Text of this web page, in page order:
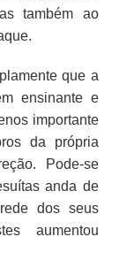
também ao
que a
ensinante e
importante
da própria
Pode-se
anda de
dos seus
aumentou